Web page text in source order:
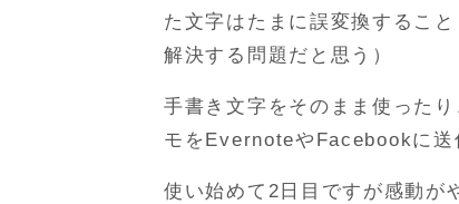
た文字はたまに誤変換するこ
解決する問題だと思う）
手書き文字をそのまま使った
モをEvernoteやFacebookに送
使い始めて2日目ですが感動が